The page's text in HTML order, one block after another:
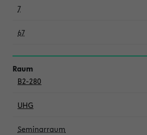
7
67
B2-280
UHG
Seminarraum